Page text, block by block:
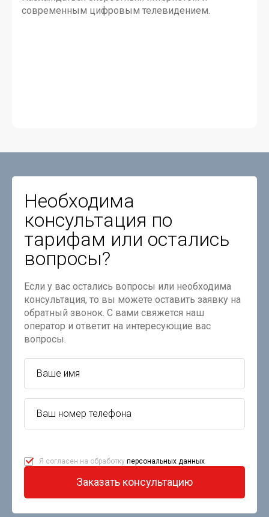
современным цифровым телевидением.
Необходима
консультация по
тарифам или остались
вопросы?
Если у вас остались вопросы или необходима
консультация, то вы можете оставить заявку на
обратный звонок. С вами свяжется наш
оператор и ответит на интересующие вас
вопросы.
Я согласен на обработку персональных данных
Заказать консультацию